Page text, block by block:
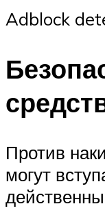
Adblock
Против
могут